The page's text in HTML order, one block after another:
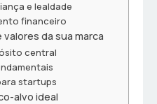
e lealdade
financeiro
da sua marca
central
startups
alvo ideal